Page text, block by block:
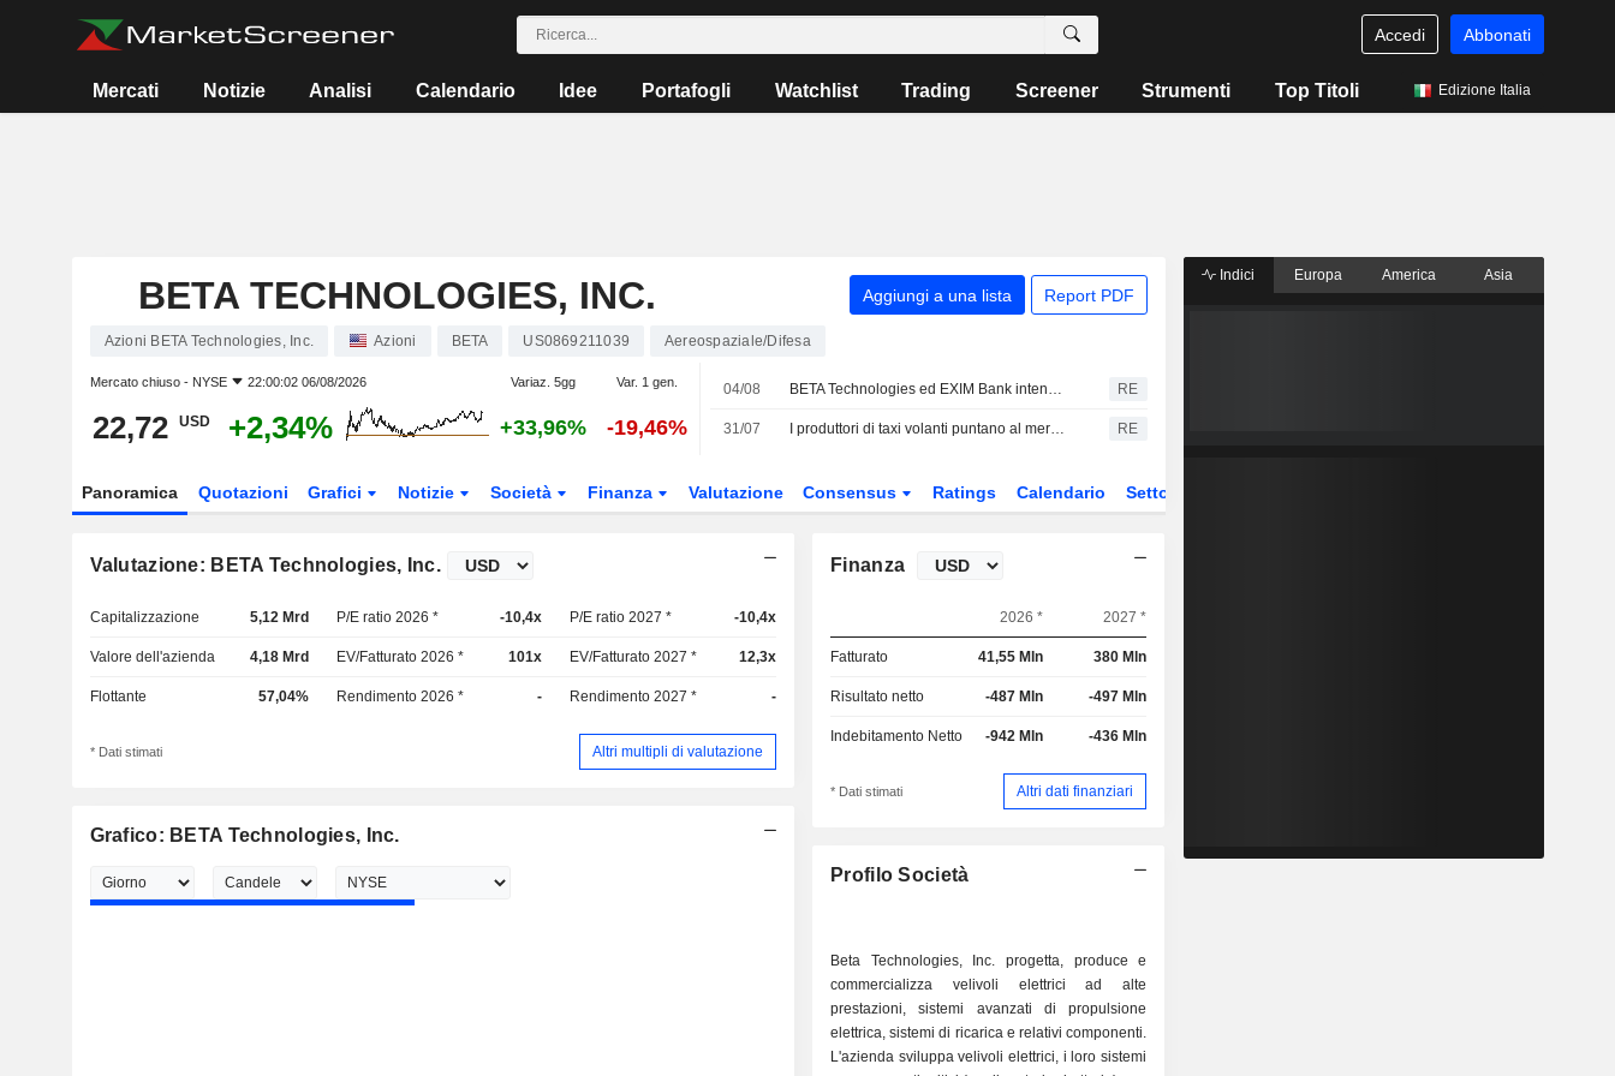
Accedi Abbonati
Mercati Notizie Analisi Calendario Idee Portafogli Watchlist Trading Screener Strumenti Top Titoli Edizione Italia
BETA TECHNOLOGIES, INC. Aggiungi a una lista Report PDF
Azioni BETA Technologies, Inc. Azioni BETA US0869211039 Aereospaziale/Difesa
Mercato chiuso - NYSE 22:00:02 06/08/2026 Variaz. 5gg Var. 1 gen.
22,72 USD +2,34% +33,96% -19,46%
04/08 BETA Technologies ed EXIM Bank intendono ampliare l'accordo di finanziamento fino a 1 Mrd USD RE
31/07 I produttori di taxi volanti puntano al mercato militare a causa dei ritardi nelle certificazioni civili RE
Panoramica Quotazioni Grafici Notizie Società Finanza Valutazione Consensus Ratings Calendario Settore
Valutazione: BETA Technologies, Inc.
Capitalizzazione 5,12 Mrd P/E ratio 2026 * -10,4x P/E ratio 2027 * -10,4x
Valore dell'azienda 4,18 Mrd EV/Fatturato 2026 * 101x EV/Fatturato 2027 * 12,3x
Flottante 57,04% Rendimento 2026 * - Rendimento 2027 * -
* Dati stimati Altri multipli di valutazione
Grafico: BETA Technologies, Inc.
Finanza
2026 * 2027 *
Fatturato 41,55 Mln 380 Mln
Risultato netto -487 Mln -497 Mln
Indebitamento Netto -942 Mln -436 Mln
* Dati stimati Altri dati finanziari
Profilo Società
Beta Technologies, Inc. progetta, produce e
commercializza velivoli elettrici ad alte
prestazioni, sistemi avanzati di propulsione
elettrica, sistemi di ricarica e relativi componenti.
L'azienda sviluppa velivoli elettrici, i loro sistemi
Indici Europa America Asia